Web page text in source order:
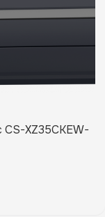
XZ35CKEW-